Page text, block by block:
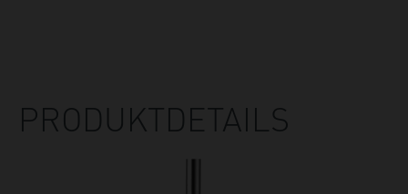
PRODUKTDETAILS